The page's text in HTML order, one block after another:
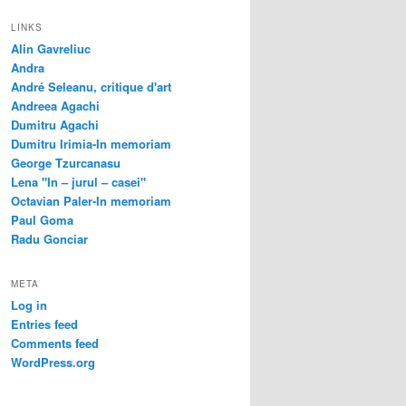
LINKS
Alin Gavreliuc
Andra
André Seleanu, critique d'art
Andreea Agachi
Dumitru Agachi
Dumitru Irimia-In memoriam
George Tzurcanasu
Lena "In – jurul – casei"
Octavian Paler-In memoriam
Paul Goma
Radu Gonciar
META
Log in
Entries feed
Comments feed
WordPress.org